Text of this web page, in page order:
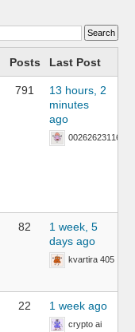
Posts Last Post
791
13 hours, 2
minutes
ago
002626231168
82
1 week, 5
days ago
kvartira 405
22 1 week ago
crypto ai